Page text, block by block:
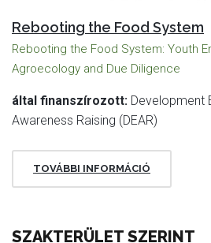
Rebooting the Food System
Rebooting the Food System: Youth
Agroecology and Due Diligence
által finanszírozott: Development
Awareness Raising (DEAR)
TOVÁBBI INFORMÁCIÓ
SZAKTERÜLET SZERINT